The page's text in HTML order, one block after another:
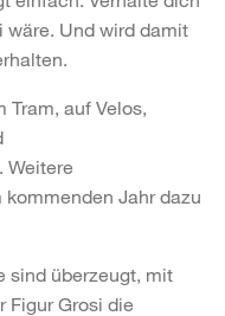
wäre. Und wird damit
auf Velos,
Weitere
Jahr dazu
sind überzeugt, mit
Figur Grosi die